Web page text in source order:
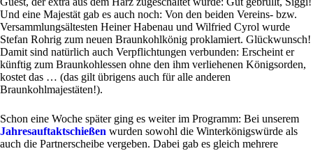
Und eine Majestät gab es auch noch: Von den beiden Vereins- bzw.
Versammlungsältesten Heiner Habenau und Wilfried Cyrol wurde
Stefan Rohrig zum neuen Braunkohlkönig proklamiert. Glückwunsch!
Damit sind natürlich auch Verpflichtungen verbunden: Erscheint er
künftig zum Braunkohlessen ohne den ihm verliehenen Königsorden,
kostet das … (das gilt übrigens auch für alle anderen
Braunkohlmajestäten!).
Schon eine Woche später ging es weiter im Programm: Bei unserem
Jahresauftaktschießen wurden sowohl die Winterkönigswürde als
auch die Partnerscheibe vergeben. Dabei gab es gleich mehrere